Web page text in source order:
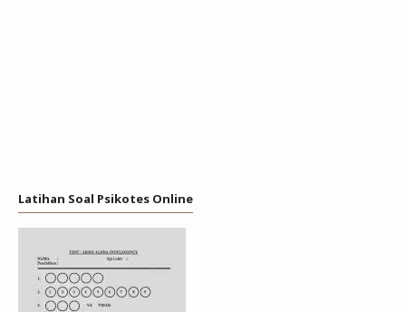
Latihan Soal Psikotes Online